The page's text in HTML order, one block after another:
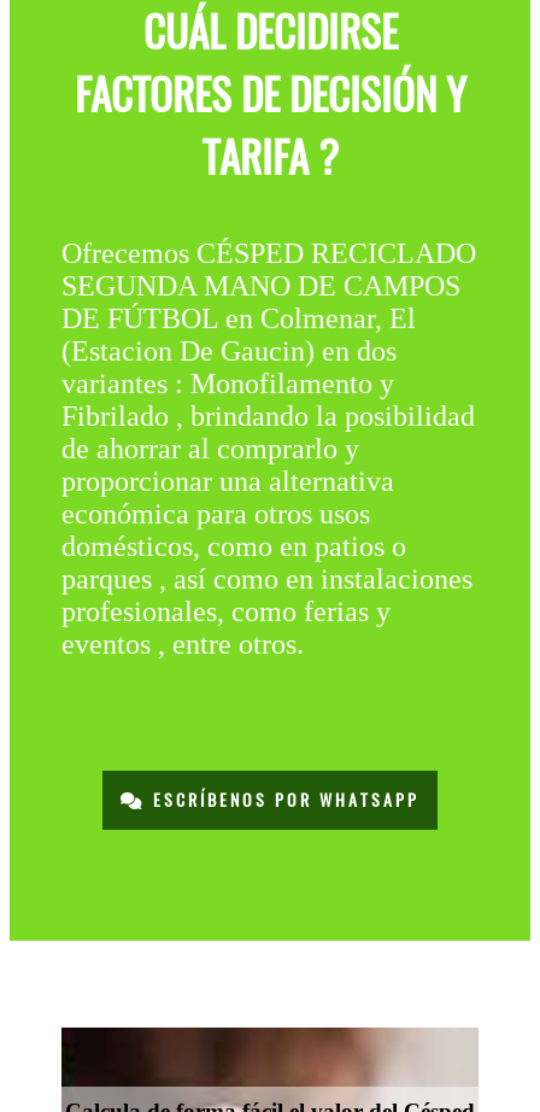
CUÁL DECIDIRSE
FACTORES DE DECISIÓN Y
TARIFA ?
Ofrecemos CÉSPED RECICLADO
SEGUNDA MANO DE CAMPOS
DE FÚTBOL en Colmenar, El
(Estacion De Gaucin) en dos
variantes : Monofilamento y
Fibrilado , brindando la posibilidad
de ahorrar al comprarlo y
proporcionar una alternativa
económica para otros usos
domésticos, como en patios o
parques , así como en instalaciones
profesionales, como ferias y
eventos , entre otros.
ESCRÍBENOS POR WHATSAPP